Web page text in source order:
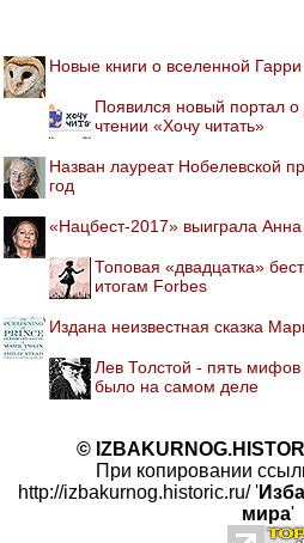
Новые книги о вселенной
Появился новый портал
чтении «Хочу читать»
Назван лауреат Нобелевской
год
«Нацбест-2017» выиграла
Топовая «двадцатка»
итогам Forbes
Издана неизвестная сказка
Лев Толстой - пять мифов
было на самом деле
©
При копировании
http://izbakurnog.historic.ru/ '
мира'